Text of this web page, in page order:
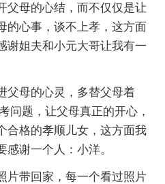
父母的心结，而不仅仅是让
的心事，谈不上孝，这方面
谢姐夫和小元大哥让我有一
父母的心灵，多替父母着
问题，让父母真正的开心，
合格的孝顺儿女，这方面我
谢一个人：小洋。
片带回家，每一个看过照片